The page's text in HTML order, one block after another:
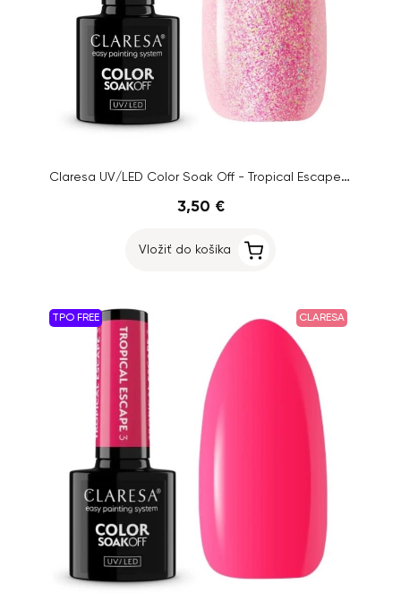
Claresa UV/LED Color Soak Off - Tropical Escape 7, 5g
3,50 €
Vložiť do košíka
TPO FREE CLARESA